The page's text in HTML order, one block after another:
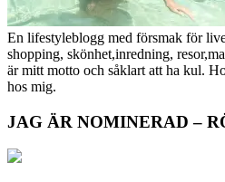
En lifestyleblogg med försmak för
shopping, skönhet,inredning,
är mitt motto och såklart att ha kul.
hos mig.
JAG ÄR NOMINERAD –